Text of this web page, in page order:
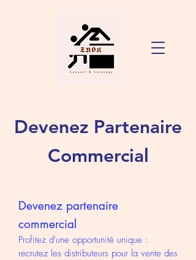
Devenez Partenaire
Commercial
Devenez partenaire
commercial
Profitez d'une opportunité unique :
recrutez les distributeurs pour la vente des